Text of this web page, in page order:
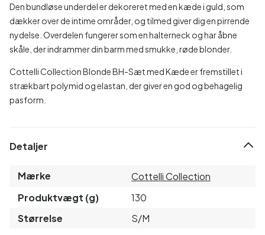
Den bundløse underdel er dekoreret med en kæde i guld, som
dækker over de intime områder, og tilmed giver dig en pirrende
nydelse. Overdelen fungerer som en halterneck og har åbne
skåle, der indrammer din barm med smukke, røde blonder.
Cottelli Collection Blonde BH-Sæt med Kæde er fremstillet i
strækbart polymid og elastan, der giver en god og behagelig
pasform.
Detaljer
Mærke
Cottelli Collection
Produktvægt (g)
130
Størrelse
S/M